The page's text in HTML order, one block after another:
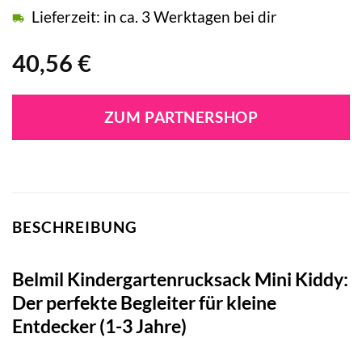
40,56 €
Lieferzeit: in ca. 3 Werktagen bei dir
ZUM PARTNERSHOP
BESCHREIBUNG
Belmil Kindergartenrucksack Mini Kiddy:
Der perfekte Begleiter für kleine
Entdecker (1-3 Jahre)